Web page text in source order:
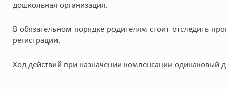
дошкольная организация.
В обязательном порядке родителям стоит отследить
регистрации.
Ход действий при назначении компенсации одинаковый